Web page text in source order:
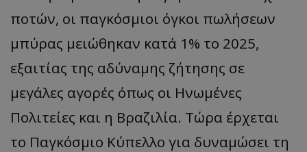
ποτών, οι παγκόσμιοι όγκοι πωλήσεων
μπύρας μειώθηκαν κατά 1% το 2025,
εξαιτίας της αδύναμης ζήτησης σε
μεγάλες αγορές όπως οι Ηνωμένες
Πολιτείες και η Βραζιλία. Τώρα έρχεται
το Παγκόσμιο Κύπελλο για δυναμώσει τη